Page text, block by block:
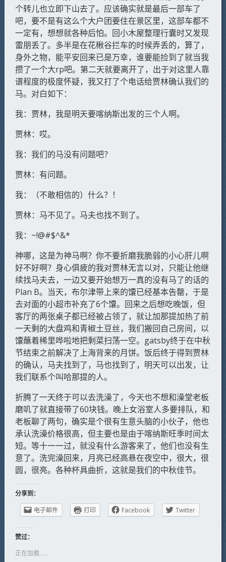
个转儿也立即下山去了。应该确实就是最后一部车了
吧，要不是有这么个大户团要住在景区里，这部车都不
一定有，想想就各种后怕。回小木屋整理行囊时又发现
雷朋丢了。多半是在花楸谷拦车的时候弄丢的，算了，
身外之物，能平安回来已是万幸，谁要能捡到了就当我
攒了一个大rp吧。第二天就要离开了，出于对这里人靠
谱程度的极度怀疑，我又打了个电话给贾林确认我们的
马。对白如下：
我：贾林，我是明天要喀纳斯出发的三个人啊。
贾林：哎。
我：我们的马没有问题吧？
贾林：有问题。
我：（不敢相信的）什么？！
贾林：马不见了。马夫也找不到了。
我：~!@#$^&*
神哪，这是为神马啊？你不要折磨我脆弱的小心肝儿啊
好不好啊？身心俱疲的我对贾林无言以对，只能让他继
续找马夫去，一边又要开始想万一真的没有马了的话的
Plan B。当天，布尔津带上来的馕已经基本告罄，于是
去对面的小超市补充了6个馕。回来之后想吃晚饭，但
客厅的两张桌子都已经被占领了，就让加那提加热了前
一天剩的大盘鸡和青椒土豆丝，我们搬回自己房间，以
馕蘸着稀里哗啦地把剩菜扫荡一空。gatsby终于在中秋
节结束之前解决了上海背来的月饼。饭后终于得到贾林
的确认，马夫找到了，马也找到了，明天可以出发，让
我们联系个叫哈那提的人。
折腾了一天终于可以去洗澡了，今天也不想和澡堂老板
磨叽了就直接带了60块钱。晚上女浴室人多要排队，和
老板聊了两句，确实是个很有生意头脑的小伙子，他也
承认洗澡价格很高，但主要也是由于喀纳斯旺季时间太
短。等十一一过，就没有什么游客来了，他们也没有生
意了。洗完澡回来，月亮已经高悬在夜空中，很大，很
圆，很亮。各种杯具曲折，这就是我们的中秋佳节。
分享到：
电子邮件
打印 Facebook Twitter
赞过：
正在加载……